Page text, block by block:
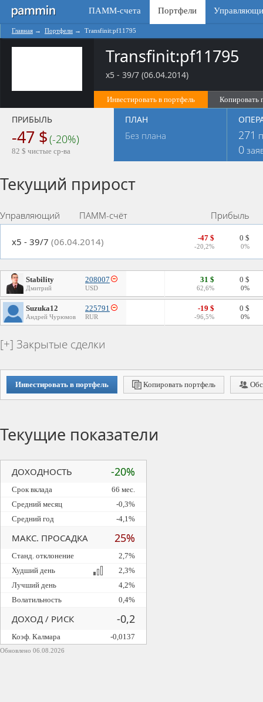
ПАММ-счета Портфели
Главная → Портфели → Transfinit:pf11795
Transfinit:pf11795
x5 - 39/7 (06.04.2014)
Инвестировать в портфель Копировать
ПРИБЫЛЬ
-47 $(-20%)
82 $ чистые ср-ва
ПЛАН
Без плана 271
0
Текущий прирост
Управляющий ПАММ-счёт Прибыль
x5 - 39/7 (06.04.2014) -47 $
-20,2%
0 $
0%
Stability
Дмитрий
208007
USD
31 $
62,6%
0 $
0%
Suzuka12
Андрей Чурюмов
225791
RUR
-19 $
-96,5%
0 $
0%
Закрытые сделки
Инвестировать в портфель Копировать портфель
Текущие показатели
Обновлено 06.08.2026
ДОХОДНОСТЬ -20%
Срок вклада
66 мес.
Средний месяц
-0,3%
Средний год
-4,1%
МАКС. ПРОСАДКА 25%
Станд. отклонение
2,7%
Худший день
2,3%
Лучший день
4,2%
Волатильность
0,4%
ДОХОД / РИСК -0,2
Коэф. Калмара -0,0137